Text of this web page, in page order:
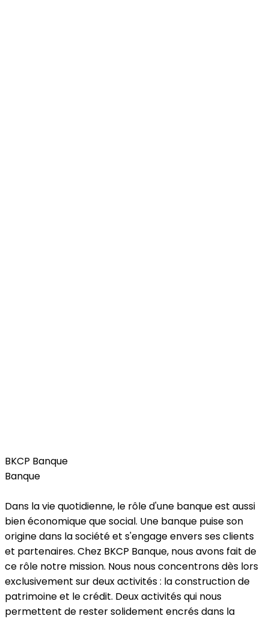
BKCP Banque
Banque
Dans la vie quotidienne, le rôle d'une banque est aussi
bien économique que social. Une banque puise son
origine dans la société et s'engage envers ses clients
et partenaires. Chez BKCP Banque, nous avons fait de
ce rôle notre mission. Nous nous concentrons dès lors
exclusivement sur deux activités : la construction de
patrimoine et le crédit. Deux activités qui nous
permettent de rester solidement encrés dans la